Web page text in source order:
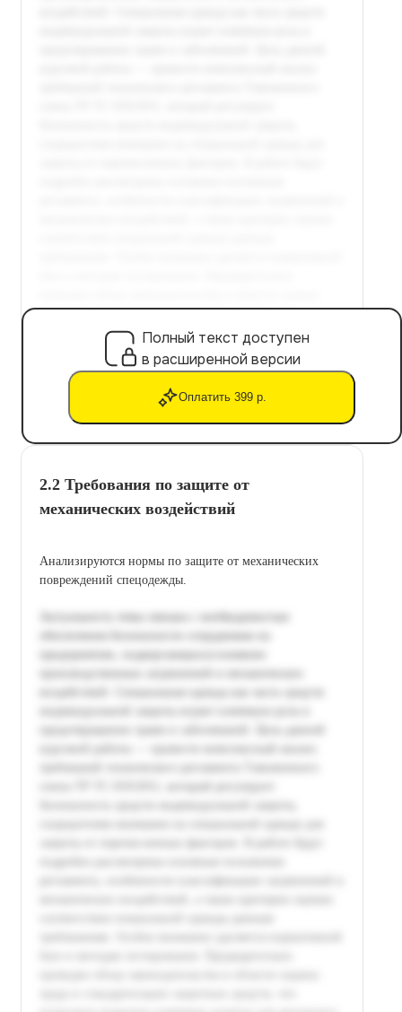
Полный текст доступен
в расширенной версии
Оплатить 399 р.
2.2 Требования по защите от
механических воздействий
Анализируются нормы по защите от механических
повреждений спецодежды.